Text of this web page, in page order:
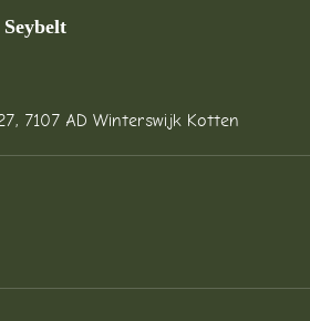
7107 AD Winterswijk Kotten